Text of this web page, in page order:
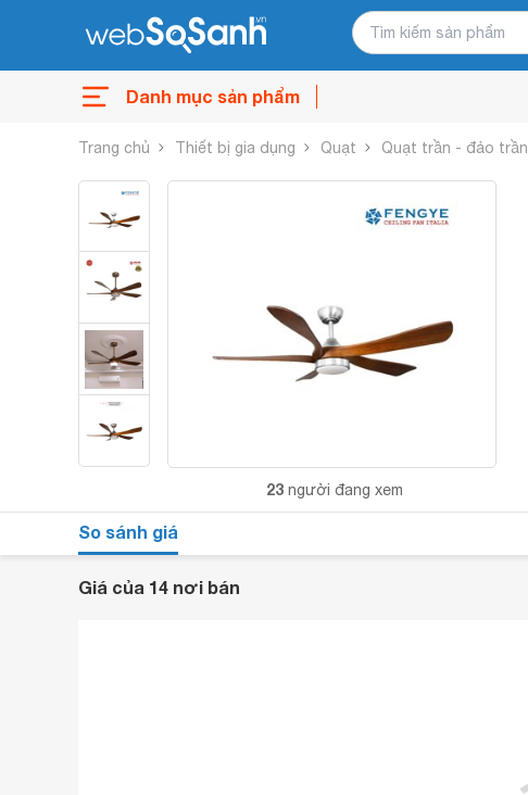
Danh mục sản phẩm
Trang chủ Thiết bị gia dụng Quạt Quạt trần - đảo trần
23 người đang xem
So sánh giá
Giá của 14 nơi bán